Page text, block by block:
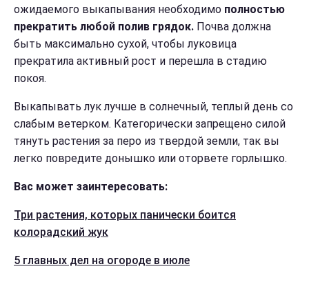
ожидаемого выкапывания необходимо полностью
прекратить любой полив грядок. Почва должна
быть максимально сухой, чтобы луковица
прекратила активный рост и перешла в стадию
покоя.
Выкапывать лук лучше в солнечный, теплый день со
слабым ветерком. Категорически запрещено силой
тянуть растения за перо из твердой земли, так вы
легко повредите донышко или оторвете горлышко.
Вас может заинтересовать:
Три растения, которых панически боится
колорадский жук
5 главных дел на огороде в июле